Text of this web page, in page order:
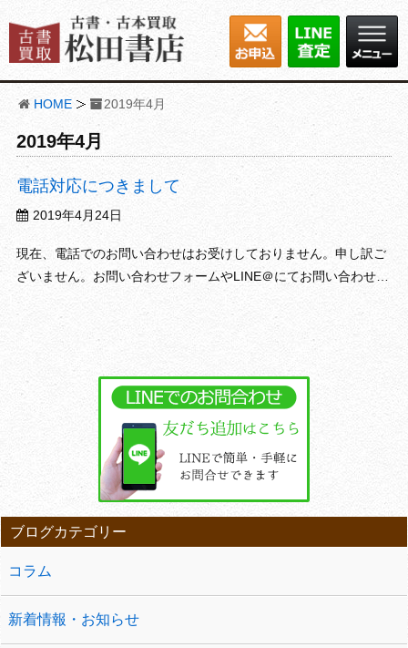
HOME 2019年4月
2019年4月
電話対応につきまして
2019年4月24日
現在、電話でのお問い合わせはお受けしておりません。申し訳ご
ざいません。お問い合わせフォームやLINE＠にてお問い合わせく
ブログカテゴリー
コラム
新着情報・お知らせ